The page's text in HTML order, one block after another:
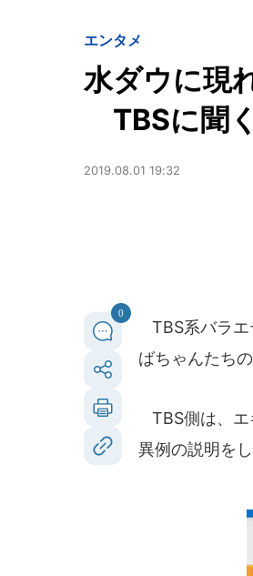
エンタメ
水ダウに現
TBSに聞
2019.08.01 19:32
0
TBS系バラエ
ばちゃんたち
TBS側は、エ
異例の説明をし